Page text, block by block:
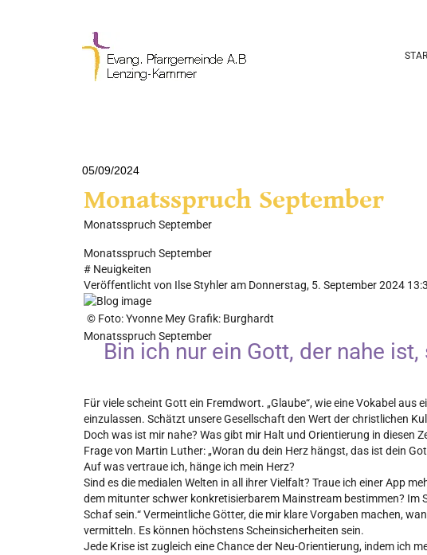
05/09/2024
Monatsspruch September
Monatsspruch September
Monatsspruch September
# Neuigkeiten
Veröffentlicht von Ilse Styhler am Donnerstag, 5. September 2024
© Foto: Yvonne Mey Grafik: Burghardt
Monatsspruch September
Bin ich nur ein Gott, der nahe
Für viele scheint Gott ein Fremdwort. „Glaube“, wie eine Vokabel
einzulassen. Schätzt unsere Gesellschaft den Wert der christlichen
Doch was ist mir nahe? Was gibt mir Halt und Orientierung in diesen
Frage von Martin Luther: „Woran du dein Herz hängst, das ist dein
Auf was vertraue ich, hänge ich mein Herz?
Sind es die medialen Welten in all ihrer Vielfalt? Traue ich einer App
dem mitunter schwer konkretisierbarem Mainstream bestimmen? Im
Schaf sein.“ Vermeintliche Götter, die mir klare Vorgaben machen,
vermitteln. Es können höchstens Scheinsicherheiten sein.
Jede Krise ist zugleich eine Chance der Neu-Orientierung, indem ich